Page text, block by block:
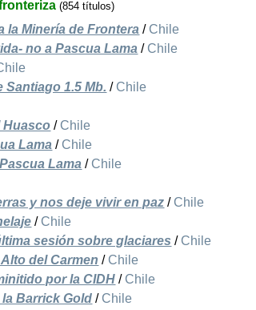
(854 títulos)
la Minería de Frontera / Chile
no a Pascua Lama / Chile
1.5 Mb. / Chile
Huasco / Chile
Lama / Chile
Lama / Chile
y nos deje vivir en paz / Chile
/ Chile
sesión sobre glaciares / Chile
del Carmen / Chile
por la CIDH / Chile
Barrick Gold / Chile